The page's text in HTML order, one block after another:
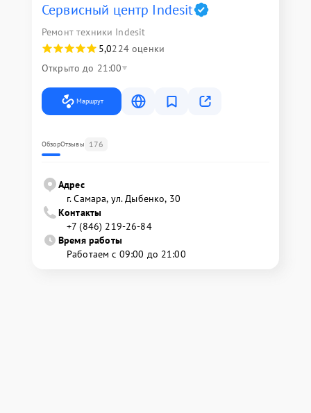
Сервисный центр Indesit
Ремонт техники Indesit
5,0224 оценки
Открыто до 21:00
Маршрут
ОбзорОтзывы 176
Адрес
г. Самара, ул. Дыбенко, 30
Контакты
+7 (846) 219-26-84
Время работы
Работаем с 09:00 до 21:00